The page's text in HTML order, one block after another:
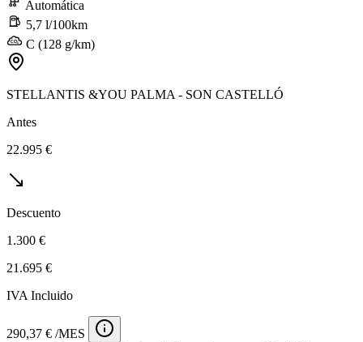
Automática
5,7 l/100km
C (128 g/km)
STELLANTIS &YOU PALMA - SON CASTELLÓ
Antes
22.995 €
Descuento
1.300 €
21.695 €
IVA Incluido
290,37 € /MES